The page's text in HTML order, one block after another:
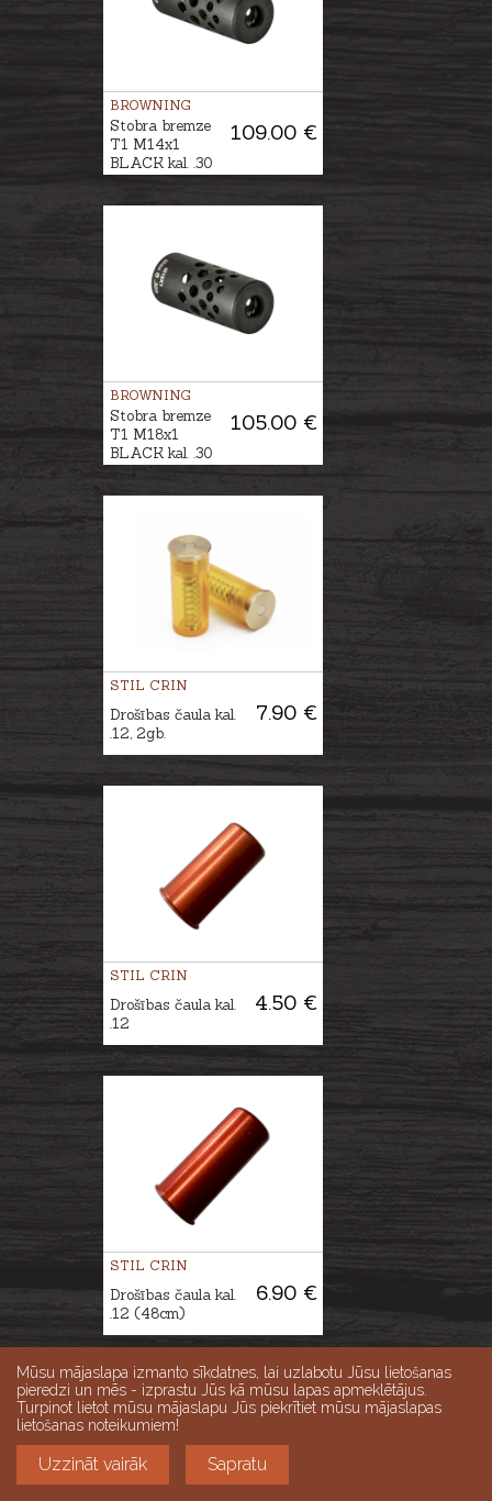
BROWNING
109.00 €
Stobra bremze
T1 M14x1
BLACK kal. .30
BROWNING
105.00 €
Stobra bremze
T1 M18x1
BLACK kal. .30
STIL CRIN
7.90 €
Drošības čaula kal.
.12, 2gb.
STIL CRIN
4.50 €
Drošības čaula kal.
.12
STIL CRIN
6.90 €
Drošības čaula kal.
.12 (48cm)
Mūsu mājaslapa izmanto sīkdatnes, lai uzlabotu Jūsu lietošanas
pieredzi un mēs - izprastu Jūs kā mūsu lapas apmeklētājus.
Turpinot lietot mūsu mājaslapu Jūs piekrītiet mūsu mājaslapas
lietošanas noteikumiem!
Uzzināt vairāk Sapratu